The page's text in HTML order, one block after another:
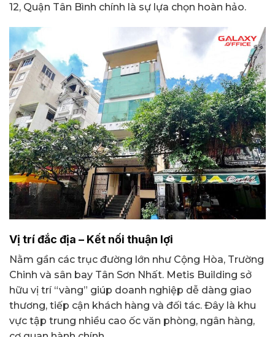
12, Quận Tân Bình chính là sự lựa chọn hoàn hảo.
Vị trí đắc địa – Kết nối thuận lợi
Nằm gần các trục đường lớn như Cộng Hòa, Trường
Chinh và sân bay Tân Sơn Nhất. Metis Building sở
hữu vị trí “vàng” giúp doanh nghiệp dễ dàng giao
thương, tiếp cận khách hàng và đối tác. Đây là khu
vực tập trung nhiều cao ốc văn phòng, ngân hàng,